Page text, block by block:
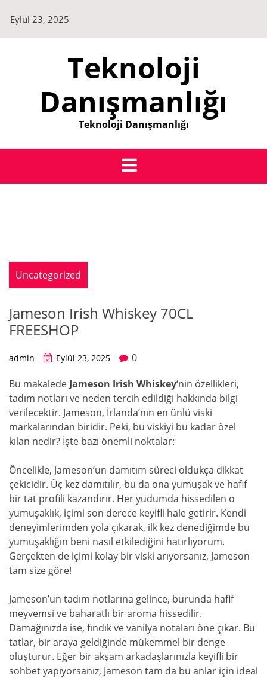
content
Eylül 23, 2025
Teknoloji
Danışmanlığı
Teknoloji Danışmanlığı
Uncategorized
Jameson Irish Whiskey 70CL
FREESHOP
admin Eylül 23, 2025
0
Bu makalede Jameson Irish Whiskey‘nin özellikleri,
tadım notları ve neden tercih edildiği hakkında bilgi
verilecektir. Jameson, İrlanda’nın en ünlü viski
markalarından biridir. Peki, bu viskiyi bu kadar özel
kılan nedir? İşte bazı önemli noktalar:
Öncelikle, Jameson’un damıtım süreci oldukça dikkat
çekicidir. Üç kez damıtılır, bu da ona yumuşak ve hafif
bir tat profili kazandırır. Her yudumda hissedilen o
yumuşaklık, içimi son derece keyifli hale getirir. Kendi
deneyimlerimden yola çıkarak, ilk kez denediğimde bu
yumuşaklığın beni nasıl etkilediğini hatırlıyorum.
Gerçekten de içimi kolay bir viski arıyorsanız, Jameson
tam size göre!
Jameson’un tadım notlarına gelince, burunda hafif
meyvemsi ve baharatlı bir aroma hissedilir.
Damağınızda ise, fındık ve vanilya notaları öne çıkar. Bu
tatlar, bir araya geldiğinde mükemmel bir denge
oluşturur. Eğer bir akşam arkadaşlarınızla keyifli bir
sohbet yapıyorsanız, Jameson tam da bu anlar için ideal